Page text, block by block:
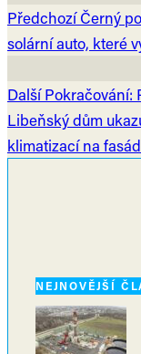
PředchozíČerný
solární auto, které
DalšíPokračování:
Libeňský dům
klimatizací na
NEJNOVĚJŠÍ